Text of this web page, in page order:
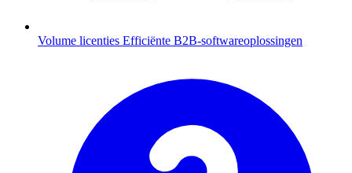
Volume licenties Efficiënte B2B-softwareoplossingen